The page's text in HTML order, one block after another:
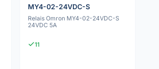
MY4-02-24VDC-S
Relais Omron MY4-02-24VDC-S
24VDC 5A
11